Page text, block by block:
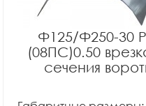
Ф125/Ф250-30
(08ПС)0.50
сечения